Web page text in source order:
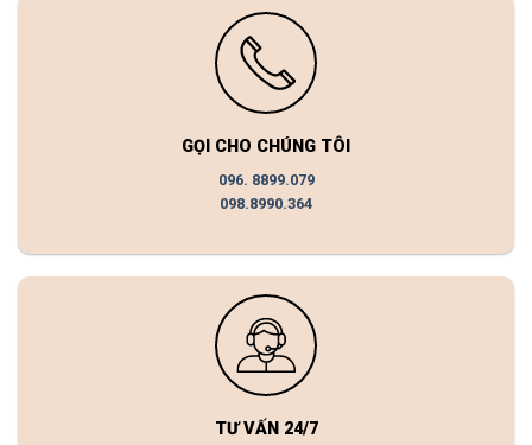
GỌI CHO CHÚNG TÔI
096. 8899.079
098.8990.364
TƯ VẤN 24/7